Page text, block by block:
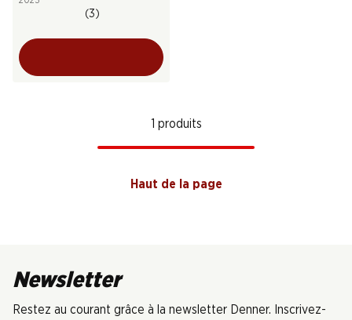
(3)
1 produits
Haut de la page
Newsletter
Restez au courant grâce à la newsletter Denner. Inscrivez-